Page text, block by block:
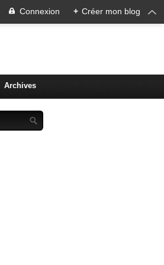
Connexion + Créer mon blog
Archives